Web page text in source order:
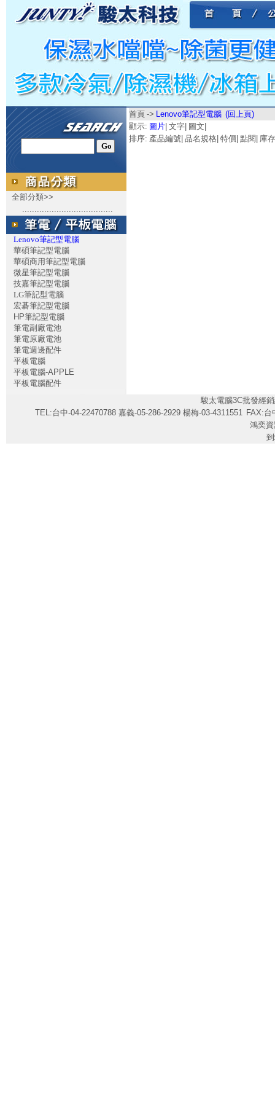
全部分類>>
.....................................
Lenovo筆記型電腦
華碩筆記型電腦
華碩商用筆記型電腦
微星筆記型電腦
技嘉筆記型電腦
LG筆記型電腦
宏碁筆記型電腦
HP筆記型電腦
筆電副廠電池
筆電原廠電池
筆電週邊配件
平板電腦
平板電腦-APPLE
平板電腦配件
首頁 -> Lenovo筆記型電腦 (回上頁)
顯示: 圖片 文字 圖文
排序: 產品編號 品名規格 特價 點閱 庫
駿太電腦3C批發經
TEL:台中-04-22470788 嘉義-05-286-2929 楊梅-03-4311551 FAX:台
鴻奕